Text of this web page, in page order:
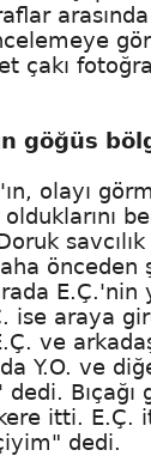
çakı
göğüs
olayı
önceden
E.Ç.'nin
ise araya
ve
Y.O. ve
Bıçağı
itti. E.Ç.
dedi.